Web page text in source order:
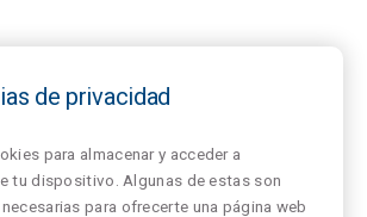
de privacidad
para almacenar y acceder a
tu dispositivo. Algunas de estas son
para ofrecerte una página web